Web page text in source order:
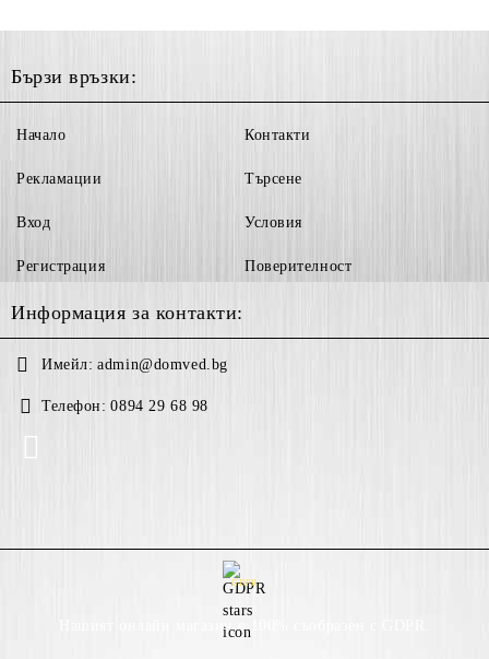
Бързи връзки:
Начало
Рекламации
Вход
Регистрация
Контакти
Търсене
Условия
Поверителност
Информация за контакти:
Имейл: admin@domved.bg
Телефон: 0894 29 68 98
GDPR
Нашият онлайн магазин е 100% съобразен с GDPR.